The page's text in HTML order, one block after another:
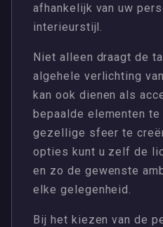
afhankelijk van uw
interieurstijl.
Niet alleen draagt de
algehele verlichting
kan ook dienen als
bepaalde elementen
gezellige sfeer te
opties kunt u zelf de
en zo de gewenste
elke gelegenheid.
Bij het kiezen van de